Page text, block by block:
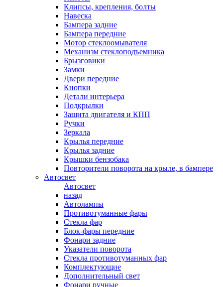
Клипсы, крепления, болты
Навеска
Бампера задние
Бампера передние
Мотор стеклоомывателя
Механизм стеклоподъемника
Брызговики
Замки
Двери передние
Кнопки
Детали интерьера
Подкрылки
Защита двигателя и КПП
Ручки
Зеркала
Крылья передние
Крылья задние
Крышки бензобака
Повторители поворота на крыле, в бампере
Автосвет
Автосвет
назад
Автолампы
Противотуманные фары
Стекла фар
Блок-фары передние
Фонари задние
Указатели поворота
Стекла противотуманных фар
Комплектующие
Дополнительный свет
Фонари ручные